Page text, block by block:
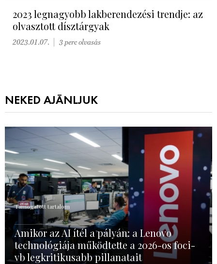
2023 legnagyobb lakberendezési trendje: az
olvasztott dísztárgyak
2023.01.07. 3 perc olvasás
NEKED AJÁNLJUK
Támogatott tartalom
Amikor az AI ítél a pályán: a Lenovo
technológiája működtette a 2026-os foci-
vb legkritikusabb pillanatait